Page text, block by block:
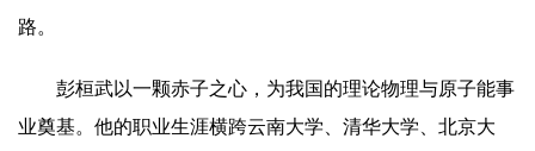
路。
彭桓武以一颗赤子之心，为我国的理论物理与原子能事
业奠基。他的职业生涯横跨云南大学、清华大学、北京大